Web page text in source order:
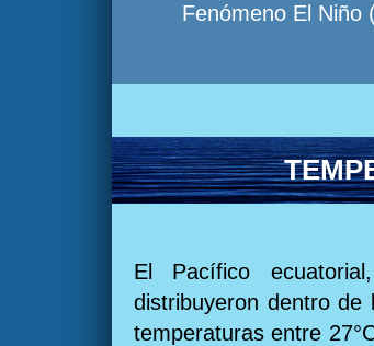
Fenómeno El Niño
El Pacífico
distribuyeron dentro de
temperaturas entre